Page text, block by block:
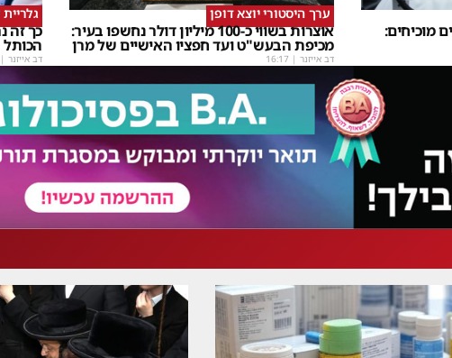
מוכיחים:
ערך היסטורי יוצא דופן
אוצרות בשווי כ-100 מיליון דולר נחשפו בעיר:
מכיפת הבעש"ט ועד חפציו האישיים של מרן
דב אייזנר |
16:17
כך זה
הכותל
דב אייזנר |